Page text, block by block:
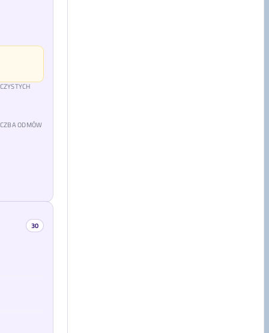
ODMÓW
30